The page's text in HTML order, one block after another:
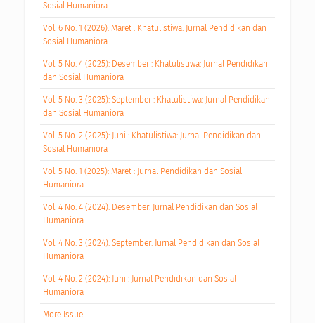
Sosial Humaniora
Vol. 6 No. 1 (2026): Maret : Khatulistiwa: Jurnal Pendidikan dan
Sosial Humaniora
Vol. 5 No. 4 (2025): Desember : Khatulistiwa: Jurnal Pendidikan
dan Sosial Humaniora
Vol. 5 No. 3 (2025): September : Khatulistiwa: Jurnal Pendidikan
dan Sosial Humaniora
Vol. 5 No. 2 (2025): Juni : Khatulistiwa: Jurnal Pendidikan dan
Sosial Humaniora
Vol. 5 No. 1 (2025): Maret : Jurnal Pendidikan dan Sosial
Humaniora
Vol. 4 No. 4 (2024): Desember: Jurnal Pendidikan dan Sosial
Humaniora
Vol. 4 No. 3 (2024): September: Jurnal Pendidikan dan Sosial
Humaniora
Vol. 4 No. 2 (2024): Juni : Jurnal Pendidikan dan Sosial
Humaniora
More Issue